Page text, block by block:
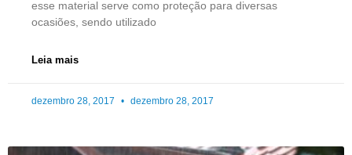
esse material serve como proteção para diversas
ocasiões, sendo utilizado
Leia mais
dezembro 28, 2017 dezembro 28, 2017